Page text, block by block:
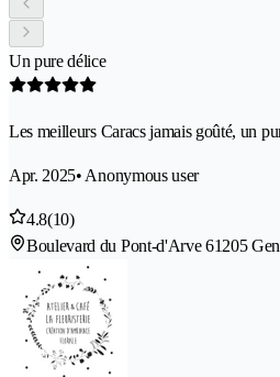
Un pure délice
Les meilleurs Caracs jamais goûté, un
Apr. 2025• Anonymous user
4.8(10)
Boulevard du Pont-d'Arve 61205